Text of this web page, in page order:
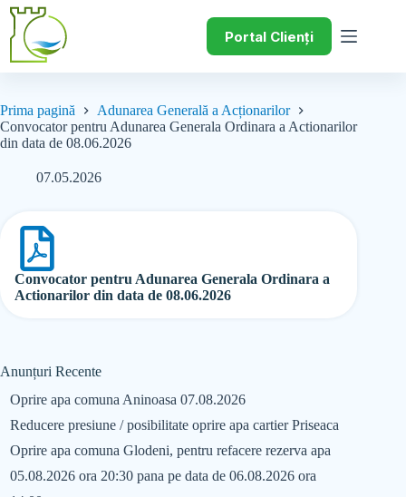
Portal Clienți
Prima pagină
Adunarea Generală a Acționarilor
Convocator pentru Adunarea Generala Ordinara a Actionarilor
din data de 08.06.2026
07.05.2026
Convocator pentru Adunarea Generala Ordinara a
Actionarilor din data de 08.06.2026
Anunțuri Recente
Oprire apa comuna Aninoasa 07.08.2026
Reducere presiune / posibilitate oprire apa cartier Priseaca
Oprire apa comuna Glodeni, pentru refacere rezerva apa
05.08.2026 ora 20:30 pana pe data de 06.08.2026 ora